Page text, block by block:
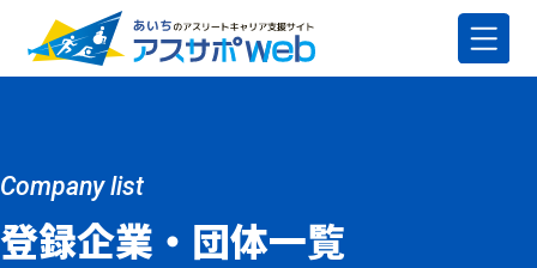
Company list
登録企業・団体一覧